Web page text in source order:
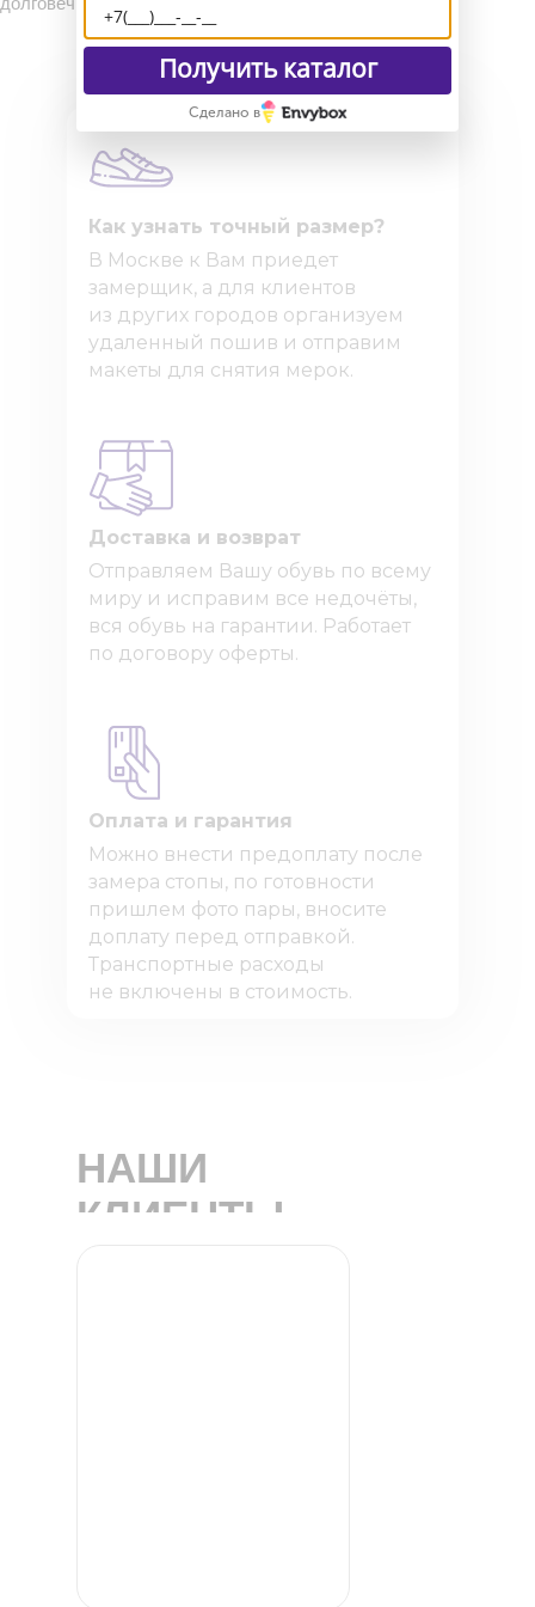
Доставка и возврат
В Москве к Вам приедет
замерщик, а для клиентов
из других городов организуем
удаленный пошив и отправим
макеты для снятия мерок.
Как узнать точный размер?
Отправляем Вашу обувь по всему
миру и исправим все недочёты,
вся обувь на гарантии. Работает
по договору оферты.
Оплата и гарантия
Можно внести предоплату после
замера стопы, по готовности
пришлем фото пары, вносите
доплату перед отправкой.
Транспортные расходы
не включены в стоимость.
НАШИ
КЛИЕНТЫ
Получить каталог
Сделано в